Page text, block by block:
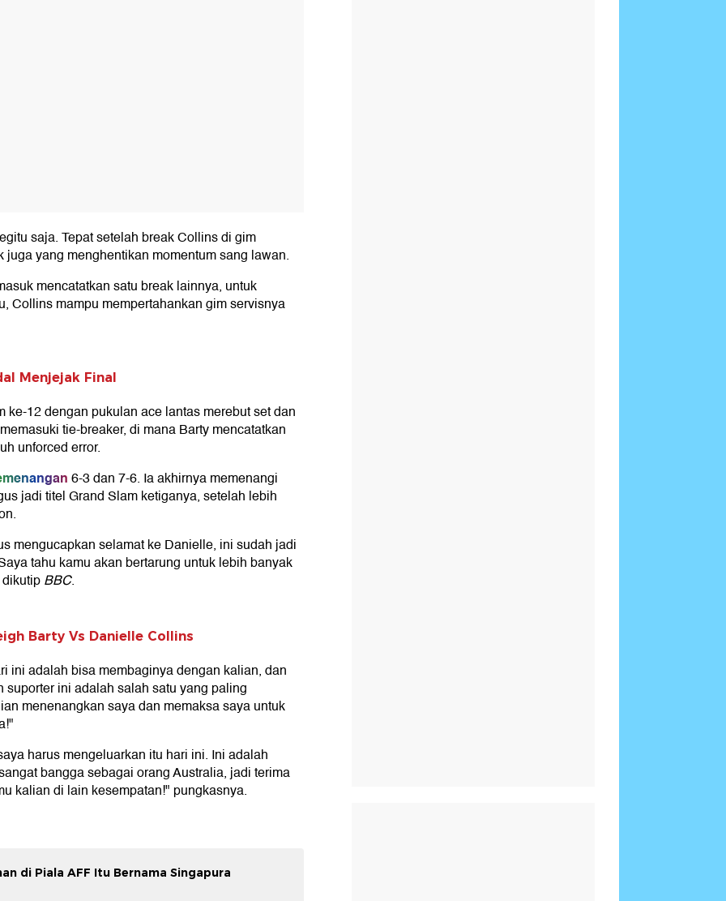
saja. Tepat setelah break Collins di gim
yang menghentikan momentum sang lawan.
mencatatkan satu break lainnya, untuk
Collins mampu mempertahankan gim servisnya
Menjejak Final
12 dengan pukulan ace lantas merebut set dan
tie-breaker, di mana Barty mencatatkan
unforced error.
6-3 dan 7-6. Ia akhirnya memenangi
jadi titel Grand Slam ketiganya, setelah lebih
mengucapkan selamat ke Danielle, ini sudah jadi
tahu kamu akan bertarung untuk lebih banyak
BBC.
Barty Vs Danielle Collins
ini adalah bisa membaginya dengan kalian, dan
ini adalah salah satu yang paling
menenangkan saya dan memaksa saya untuk
harus mengeluarkan itu hari ini. Ini adalah
bangga sebagai orang Australia, jadi terima
kalian di lain kesempatan!" pungkasnya.
di Piala AFF Itu Bernama Singapura